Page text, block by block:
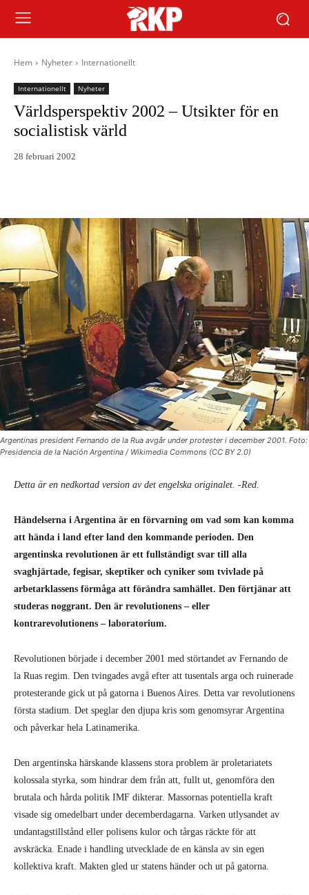
Hem Nyheter Internationellt
Internationellt Nyheter
Världsperspektiv 2002 – Utsikter för en
socialistisk värld
28 februari 2002
Argentinas president Fernando de la Rua avgår under protester i december 2001. Foto:
Presidencia de la Nación Argentina / Wikimedia Commons (CC BY 2.0)
Detta är en nedkortad version av det engelska originalet. -Red.
Händelserna i Argentina är en förvarning om vad som kan komma
att hända i land efter land den kommande perioden. Den
argentinska revolutionen är ett fullständigt svar till alla
svaghjärtade, fegisar, skeptiker och cyniker som tvivlade på
arbetarklassens förmåga att förändra samhället. Den förtjänar att
studeras noggrant. Den är revolutionens – eller
kontrarevolutionens – laboratorium.
Revolutionen började i december 2001 med störtandet av Fernando de
la Ruas regim. Den tvingades avgå efter att tusentals arga och ruinerade
protesterande gick ut på gatorna i Buenos Aires. Detta var revolutionens
första stadium. Det speglar den djupa kris som genomsyrar Argentina
och påverkar hela Latinamerika.
Den argentinska härskande klassens stora problem är proletariatets
kolossala styrka, som hindrar dem från att, fullt ut, genomföra den
brutala och hårda politik IMF dikterar. Massornas potentiella kraft
visade sig omedelbart under decemberdagarna. Varken utlysandet av
undantagstillstånd eller polisens kulor och tårgas räckte för att
avskräcka. Enade i handling utvecklade de en känsla av sin egen
kollektiva kraft. Makten gled ur statens händer och ut på gatorna.